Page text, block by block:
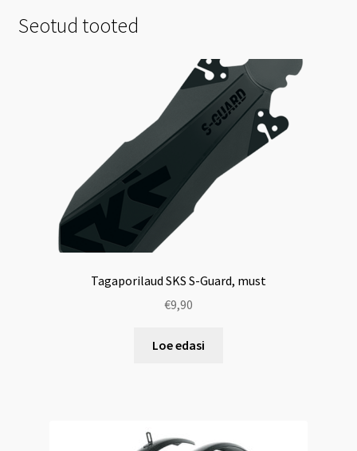
Seotud tooted
Tagaporilaud SKS S-Guard, must
€9,90
Loe edasi